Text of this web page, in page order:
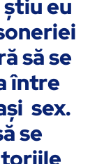
ştiu eu
să se
între
sex.
se